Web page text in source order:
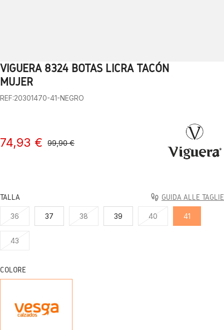
1 2 3 4 5 6 7 8
VIGUERA 8324 BOTAS LICRA TACÓN
MUJER
REF:20301470-41-NEGRO
74,93 € 99,90 €
TALLA GUIDA ALLE TAGLIE
36 37 38 39 40 41
43
COLORE